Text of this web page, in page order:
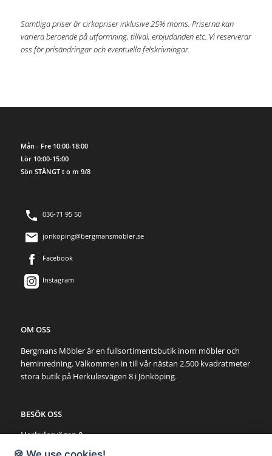
Samtliga priser är cirkapriser inklusive 25% moms. Priserna kan
variera beroende på utformning, tillval, erbjudanden etc. Vi reserverar
oss för prisändringar och eventuella felskrivningar.
Mån - Fre 10:00-18:00
Lör 10:00-15:00
Sön STÄNGT t o m 9/8
036-71 95 50
jonkoping@bergmansmobler.se
Facebook
Instagram
OM OSS
Bergmans Möbler är en fullsortimentsbutik inom möbler och
heminredning. Välkommen in till vår nästan 2.500 kvadratmeter
stora butik på Herkulesvägen 8 i Jönköping.
BESÖK OSS
Herkulesvägen 8
553 03 Jönköping